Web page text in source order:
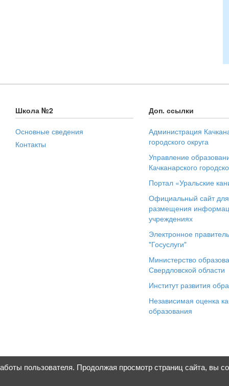
Школа №2
Основные сведения
Контакты
Доп. ссылки
Администрация
городского округа
Управление
Качканарского
Портал «Уральские
Официальный сайт для
размещения
учреждениях
Электронное
"Госуслуги"
Министерство
Свердловской области
Институт развития
Независимая оценка
образования
пользователя. Продолжая просмотр страниц сайта, вы